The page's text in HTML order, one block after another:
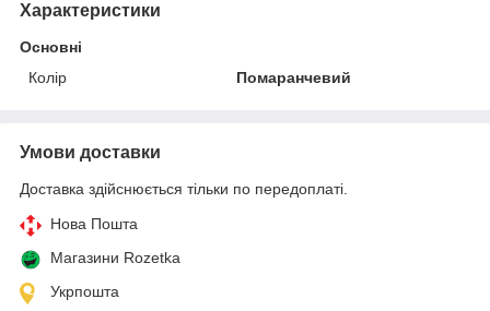
Характеристики
Основні
Колір
Помаранчевий
Умови доставки
Доставка здійснюється тільки по передоплаті.
Нова Пошта
Магазини Rozetka
Укрпошта